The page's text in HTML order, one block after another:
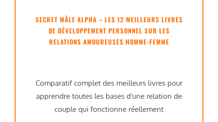
SECRET MÂLE ALPHA – LES 12 MEILLEURS LIVRES
DE DÉVELOPPEMENT PERSONNEL SUR LES
RELATIONS AMOUREUSES HOMME-FEMME
Comparatif complet des meilleurs livres pour
apprendre toutes les bases d'une relation de
couple qui fonctionne réellement